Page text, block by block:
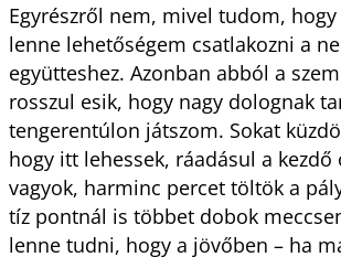
Egyrészről nem, mivel tudom,
lenne lehetőségem csatlakozni a
együtteshez. Azonban abból a
rosszul esik, hogy nagy dolognak
tengerentúlon játszom. Sokat
hogy itt lehessek, ráadásul a kezdő
vagyok, harminc percet töltök a
tíz pontnál is többet dobok
lenne tudni, hogy a jövőben – ha